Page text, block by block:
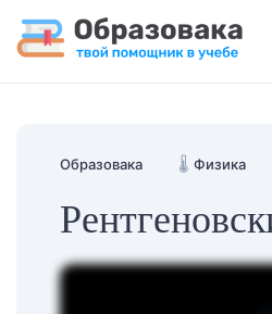
Образовака 🌡️ Физика